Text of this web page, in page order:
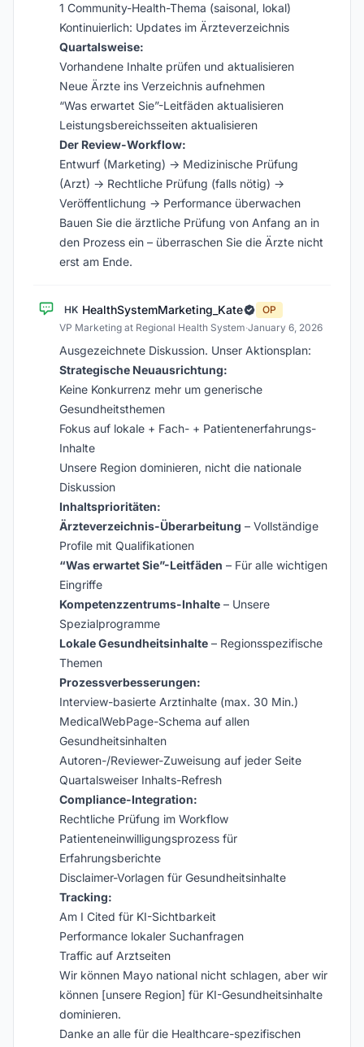
1 Community-Health-Thema (saisonal, lokal)
Kontinuierlich: Updates im Ärzteverzeichnis
Quartalsweise:
Vorhandene Inhalte prüfen und aktualisieren
Neue Ärzte ins Verzeichnis aufnehmen
“Was erwartet Sie”-Leitfäden aktualisieren
Leistungsbereichsseiten aktualisieren
Der Review-Workflow:
Entwurf (Marketing) → Medizinische Prüfung
(Arzt) → Rechtliche Prüfung (falls nötig) →
Veröffentlichung → Performance überwachen
Bauen Sie die ärztliche Prüfung von Anfang an in
den Prozess ein – überraschen Sie die Ärzte nicht
erst am Ende.
HK HealthSystemMarketing_Kate
OP
VP Marketing at Regional Health System·January 6, 2026
Ausgezeichnete Diskussion. Unser Aktionsplan:
Strategische Neuausrichtung:
Keine Konkurrenz mehr um generische
Gesundheitsthemen
Fokus auf lokale + Fach- + Patientenerfahrungs-
Inhalte
Unsere Region dominieren, nicht die nationale
Diskussion
Inhaltsprioritäten:
Ärzteverzeichnis-Überarbeitung – Vollständige
Profile mit Qualifikationen
“Was erwartet Sie”-Leitfäden – Für alle wichtigen
Eingriffe
Kompetenzzentrums-Inhalte – Unsere
Spezialprogramme
Lokale Gesundheitsinhalte – Regionsspezifische
Themen
Prozessverbesserungen:
Interview-basierte Arztinhalte (max. 30 Min.)
MedicalWebPage-Schema auf allen
Gesundheitsinhalten
Autoren-/Reviewer-Zuweisung auf jeder Seite
Quartalsweiser Inhalts-Refresh
Compliance-Integration:
Rechtliche Prüfung im Workflow
Patienteneinwilligungsprozess für
Erfahrungsberichte
Disclaimer-Vorlagen für Gesundheitsinhalte
Tracking:
Am I Cited für KI-Sichtbarkeit
Performance lokaler Suchanfragen
Traffic auf Arztseiten
Wir können Mayo national nicht schlagen, aber wir
können [unsere Region] für KI-Gesundheitsinhalte
dominieren.
Danke an alle für die Healthcare-spezifischen